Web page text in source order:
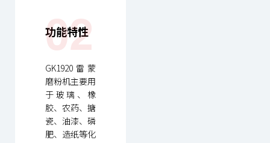
02
功能特性
GK1920雷蒙
磨粉机主要用
于玻璃、橡
胶、农药、搪
瓷、油漆、磷
肥、造纸等化